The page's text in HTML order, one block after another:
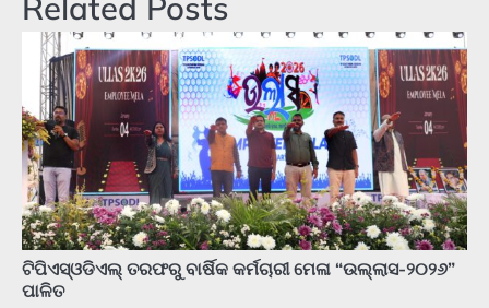
ଟିପିଏସ୍ଓଡିଏଲ୍ ତରଫରୁ ବାର୍ଷିକ କର୍ମଚାରୀ ମେଳା “ଉଲ୍ଲାସ-୨୦୨୬”
ପାଳିତ